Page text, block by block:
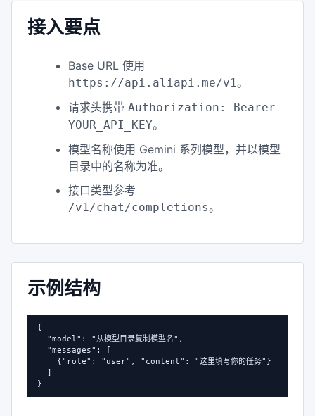
接入要点
Base URL 使用
https://api.aliapi.me/v1。
请求头携带 Authorization: Bearer
YOUR_API_KEY。
模型名称使用 Gemini 系列模型，并以模型
目录中的名称为准。
接口类型参考
/v1/chat/completions。
示例结构
{
  "model": "从模型目录复制模型名",
  "messages": [
    {"role": "user", "content": "这里填写你的任务"}
  ]
}